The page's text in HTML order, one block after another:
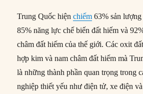
Trung Quốc hiệnchiếm 63% sản
85% năng lực chế biến đất hiếm và
châm đất hiếm của thế giới. Các oxit
hợp kim và nam châm đất hiếm mà
là những thành phần quan trọng trong
nghiệp thiết yếu như điện tử, xe điện